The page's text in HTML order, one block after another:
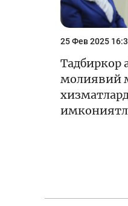
25 Фев 2025
Тадбиркор
молиявий